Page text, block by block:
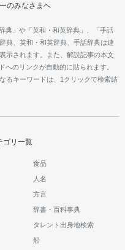
のみなさまへ
典」や「英和・和英辞典」、「手話
典、英和・和英辞典、手話辞典は連
示されます。また、解説記事の本文
へのリンクが自動的に貼られます。
るキーワードは、1クリックで検索結
ゴリ一覧
食品
人名
方言
辞書・百科事典
タレント出身地検索
船